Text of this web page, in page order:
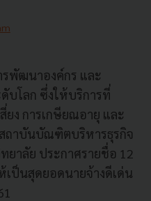
รพัฒนาองค์กร และ
บโลก ซึ่งให้บริการที่
ยง การเกษียณอายุ และ
ถาบันบัณฑิตบริหารธุรกิจ
าลัย ประกาศรายชื่อ 12
เป็นสุดยอดนายจ้างดีเด่น